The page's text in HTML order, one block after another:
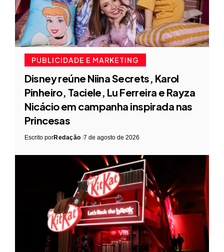
PUBLICIDADE E MARKETING
Disney reúne Niina Secrets, Karol
Pinheiro, Taciele, Lu Ferreira e Rayza
Nicácio em campanha inspirada nas
Princesas
Escrito porRedação 7 de agosto de 2026